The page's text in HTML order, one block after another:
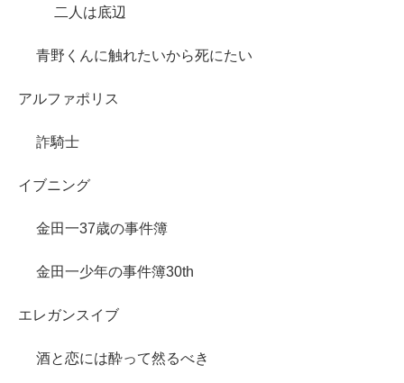
二人は底辺
青野くんに触れたいから死にたい
アルファポリス
詐騎士
イブニング
金田一37歳の事件簿
金田一少年の事件簿30th
エレガンスイブ
酒と恋には酔って然るべき